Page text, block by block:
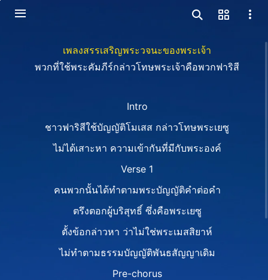
เพลงสรรเสริญพระวจนะของพระเจ้า
พวกที่ใช้พระคัมภีร์กล่าวโทษพระเจ้าคือพวกฟาริสี
Intro
ชาวฟาริสีใช้บัญญัติโมเสส กล่าวโทษพระเยซู
ไม่ได้เสาะหา ความเข้ากันที่มีกับพระองค์
Verse 1
คนพวกนั้นได้ทำตามพระบัญญัติคำต่อคำ
ตรึงตอกผู้บริสุทธิ์ ซึ่งคือพระเยซู
ตั้งข้อกล่าวหา ว่าไม่ใช่พระเมสสิยาห์
ไม่ทำตามธรรมบัญญัติพันธสัญญาเดิม
Pre-chorus